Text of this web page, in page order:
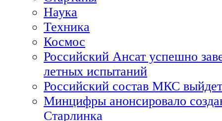
Наука
Техника
Космос
Российский Ансат успешно
летных испытаний
Российский состав МКС
Минцифры анонсировало
Старлинка